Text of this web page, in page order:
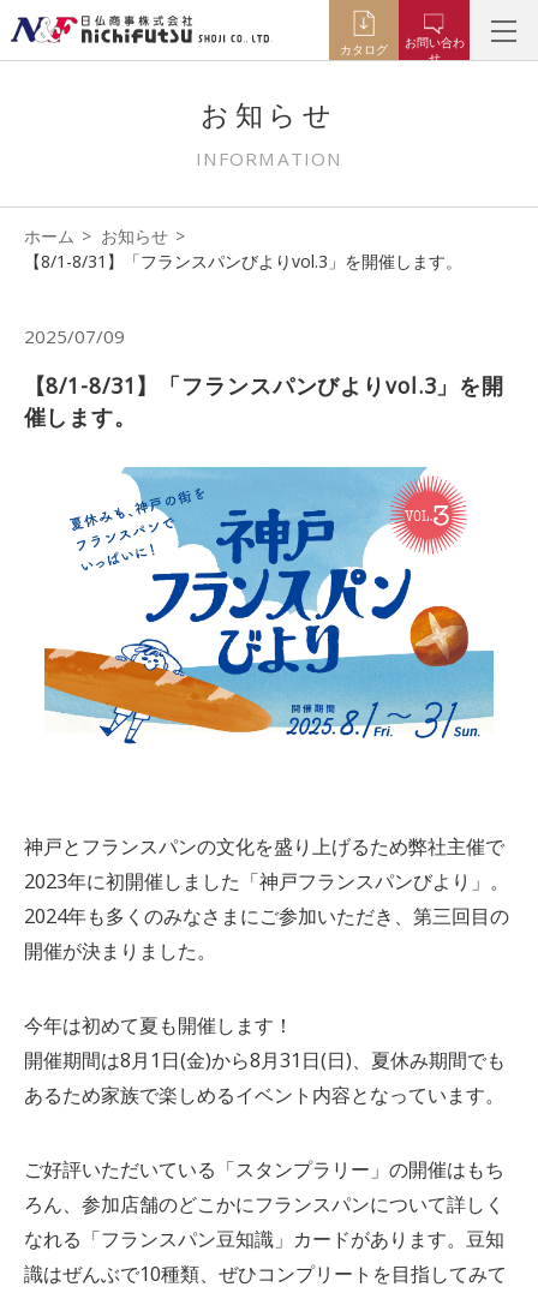
カタログ
お問い合わ
せ
お知らせ
INFORMATION
ホーム
お知らせ
【8/1-8/31】「フランスパンびよりvol.3」を開催します。
2025/07/09
【8/1-8/31】「フランスパンびよりvol.3」を開
催します。
神戸とフランスパンの文化を盛り上げるため弊社主催で
2023年に初開催しました「神戸フランスパンびより」。
2024年も多くのみなさまにご参加いただき、第三回目の
開催が決まりました。
今年は初めて夏も開催します！
開催期間は8月1日(金)から8月31日(日)、夏休み期間でも
あるため家族で楽しめるイベント内容となっています。
ご好評いただいている「スタンプラリー」の開催はもち
ろん、参加店舗のどこかにフランスパンについて詳しく
なれる「フランスパン豆知識」カードがあります。豆知
識はぜんぶで10種類、ぜひコンプリートを目指してみて